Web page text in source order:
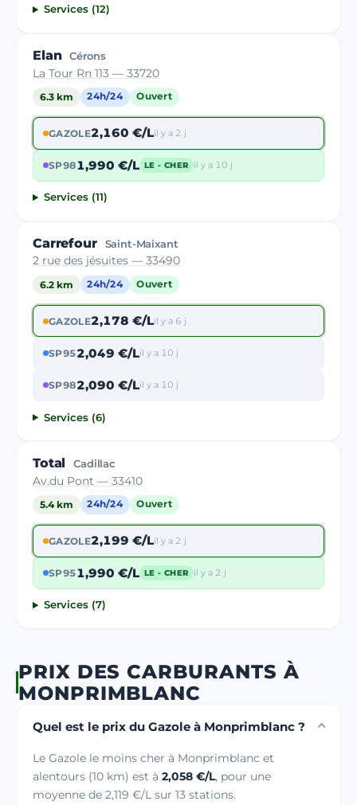
Services (12)
Elan Cérons
La Tour Rn 113 — 33720
6.3 km 24h/24 Ouvert
GAZOLE2,160 €/Lil y a 2 j
SP981,990 €/L LE - CHER il y a 10 j
Services (11)
Carrefour Saint-Maixant
2 rue des jésuites — 33490
6.2 km 24h/24 Ouvert
GAZOLE2,178 €/Lil y a 6 j
SP952,049 €/Lil y a 10 j
SP982,090 €/Lil y a 10 j
Services (6)
Total Cadillac
Av.du Pont — 33410
5.4 km 24h/24 Ouvert
GAZOLE2,199 €/Lil y a 2 j
SP951,990 €/L LE - CHER il y a 2 j
Services (7)
PRIX DES CARBURANTS À
MONPRIMBLANC
Quel est le prix du Gazole à Monprimblanc ?
Le Gazole le moins cher à Monprimblanc et
alentours (10 km) est à 2,058 €/L, pour une
moyenne de 2,119 €/L sur 13 stations.